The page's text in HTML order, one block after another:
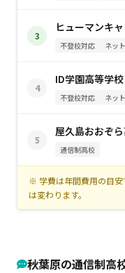
3
ヒューマンキ
不登校対応 ネッ
4
ID学園高等学校
不登校対応 ネッ
5
屋久島おおぞ
通信制高校
※ 学費は年間費用の目安
は変わります。
秋葉原の通信制高